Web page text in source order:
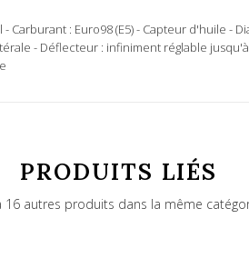
Carburant : Euro98 (E5) - Capteur d'huile -
- Déflecteur : infiniment réglable
PRODUITS LIÉS
16 autres produits dans la même